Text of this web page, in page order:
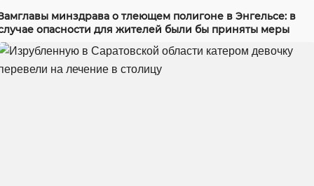
минздрава о тлеющем полигоне в Энгельсе: в
опасности для жителей были бы приняты меры